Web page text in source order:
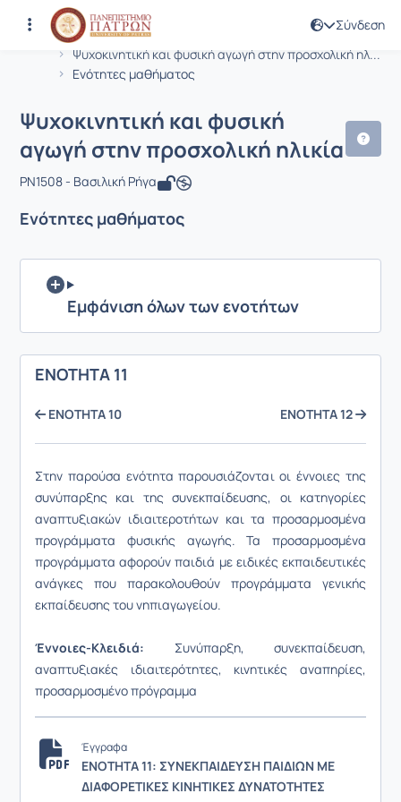
Σύνδεση
Αρχική Σελίδα
Ψυχοκινητική και φυσική αγωγή στην προσχολική ηλ...
Ενότητες μαθήματος
Μάθημα : Ψυχοκινητική και φυσική
Κωδικός : PN1508
Ψυχοκινητική και φυσική
αγωγή στην προσχολική ηλικία
PN1508 - Βασιλική Ρήγα
Ενότητες μαθήματος
Εμφάνιση όλων των ενοτήτων
ΕΝΟΤΗΤΑ 11
ΕΝΟΤΗΤΑ 10 ΕΝΟΤΗΤΑ 12
Στην παρούσα ενότητα παρουσιάζονται οι έννοιες της
συνύπαρξης και της συνεκπαίδευσης, οι κατηγορίες
αναπτυξιακών ιδιαιτεροτήτων και τα προσαρμοσμένα
προγράμματα φυσικής αγωγής. Τα προσαρμοσμένα
προγράμματα αφορούν παιδιά με ειδικές εκπαιδευτικές
ανάγκες που παρακολουθούν προγράμματα γενικής
εκπαίδευσης του νηπιαγωγείου.
Έννοιες-Κλειδιά: Συνύπαρξη, συνεκπαίδευση,
αναπτυξιακές ιδιαιτερότητες, κινητικές αναπηρίες,
προσαρμοσμένο πρόγραμμα
Έγγραφα
ΕΝΟΤΗΤΑ 11: ΣΥΝΕΚΠΑΙΔΕΥΣΗ ΠΑΙΔΙΩΝ ΜΕ
ΔΙΑΦΟΡΕΤΙΚΕΣ ΚΙΝΗΤΙΚΕΣ ΔΥΝΑΤΟΤΗΤΕΣ